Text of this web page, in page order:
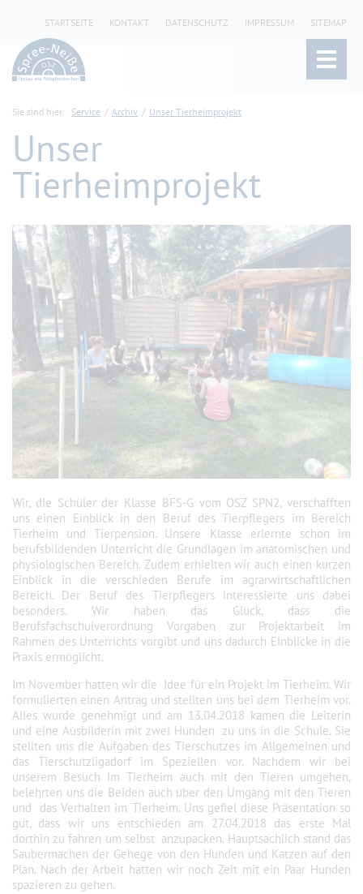
STARTSEITE KONTAKT DATENSCHUTZ IMPRESSUM SITEMAP
Sie sind hier: Service Archiv Unser Tierheimprojekt
Unser
Tierheimprojekt
Wir, die Schüler der Klasse BFS-G vom OSZ SPN2, verschafften
uns einen Einblick in den Beruf des Tierpflegers im Bereich
Tierheim und Tierpension. Unsere Klasse erlernte schon im
berufsbildenden Unterricht die Grundlagen im anatomischen und
physiologischen Bereich. Zudem erhielten wir auch einen kurzen
Einblick in die verschieden Berufe im agrarwirtschaftlichen
Bereich. Der Beruf des Tierpflegers interessierte uns dabei
besonders. Wir haben das Glück, dass die
Berufsfachschulverordnung Vorgaben zur Projektarbeit im
Rahmen des Unterrichts vorgibt und uns dadurch Einblicke in die
Praxis ermöglicht.
Im November hatten wir die Idee für ein Projekt im Tierheim. Wir
formulierten einen Antrag und stellten uns bei dem Tierheim vor.
Alles wurde genehmigt und am 13.04.2018 kamen die Leiterin
und eine Ausbilderin mit zwei Hunden zu uns in die Schule. Sie
stellten uns die Aufgaben des Tierschutzes im Allgemeinen und
das Tierschutzligadorf im Speziellen vor. Nachdem wir bei
unserem Besuch im Tierheim auch mit den Tieren umgehen,
belehrten uns die Beiden auch über den Umgang mit den Tieren
und das Verhalten im Tierheim. Uns gefiel diese Präsentation so
gut, dass wir uns entschieden am 27.04.2018 das erste Mal
dorthin zu fahren um selbst anzupacken. Hauptsächlich stand das
Saubermachen der Gehege von den Hunden und Katzen auf den
Plan. Nach der Arbeit hatten wir noch Zeit mit ein Paar Hunden
spazieren zu gehen.